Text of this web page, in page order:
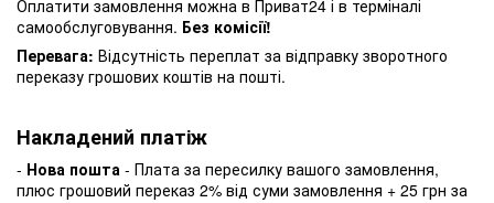
Оплатити замовлення можна в Приват24 і в терміналі
самообслуговування. Без комісії!
Перевага: Відсутність переплат за відправку зворотного
переказу грошових коштів на пошті.
Накладений платіж
- Нова пошта - Плата за пересилку вашого замовлення,
плюс грошовий переказ 2% від суми замовлення + 25 грн за